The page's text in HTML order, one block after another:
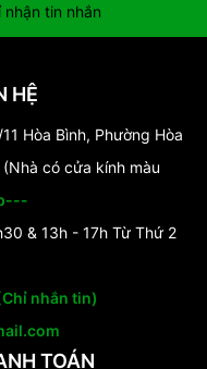
nhận tin nhắn
HỆ
Hòa Bình, Phường Hòa
có cửa kính màu
& 13h - 17h Từ Thứ 2
nhắn tin)
TOÁN